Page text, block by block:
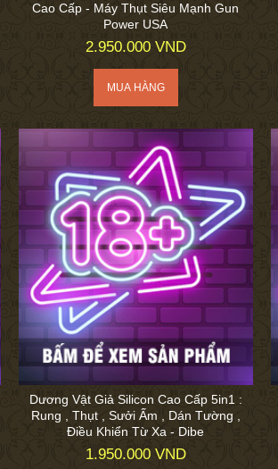
Cao Cấp - Máy Thụt Siêu Mạnh Gun
Power USA
2.950.000 VND
Dương Vật Giả Silicon Cao Cấp 5in1 :
Rung , Thụt , Sưởi Ấm , Dán Tường ,
Điều Khiển Từ Xa - Dibe
1.950.000 VND